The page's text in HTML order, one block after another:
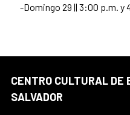
-Domingo 29 || 3:00 p.m. y
CENTRO CULTURAL DE
SALVADOR